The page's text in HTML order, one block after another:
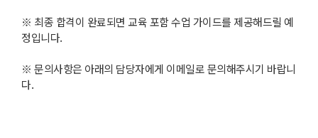
※ 최종 합격이 완료되면 교육 포함 수업 가이드를 제공해드릴 예
정입니다.
※ 문의사항은 아래의 담당자에게 이메일로 문의해주시기 바랍니
다.